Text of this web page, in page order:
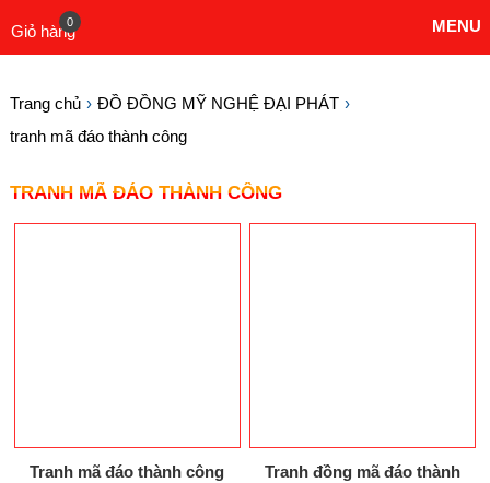
MENU
Giỏ hàng
0
Trang chủ
ĐỒ ĐỒNG MỸ NGHỆ ĐẠI PHÁT
tranh mã đáo thành công
TRANH MÃ ĐÁO THÀNH CÔNG
Tranh mã đáo thành công
Tranh đồng mã đáo thành